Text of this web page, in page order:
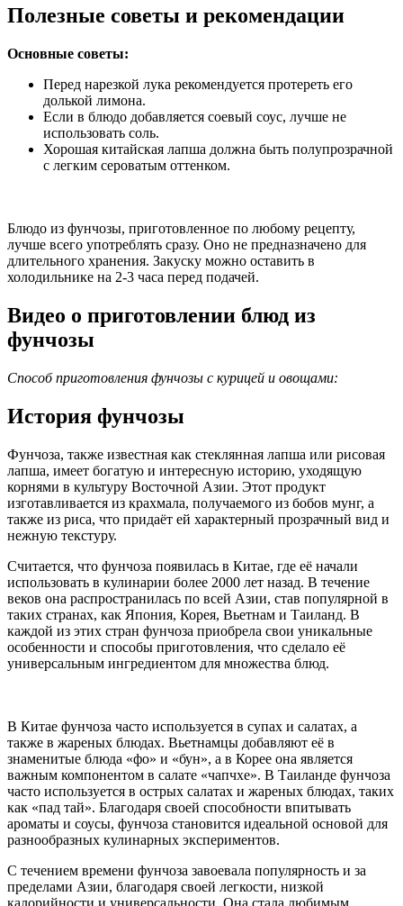
Полезные советы и рекомендации
Основные советы:
Перед нарезкой лука рекомендуется протереть его
долькой лимона.
Если в блюдо добавляется соевый соус, лучше не
использовать соль.
Хорошая китайская лапша должна быть полупрозрачной
с легким сероватым оттенком.
Блюдо из фунчозы, приготовленное по любому рецепту,
лучше всего употреблять сразу. Оно не предназначено для
длительного хранения. Закуску можно оставить в
холодильнике на 2-3 часа перед подачей.
Видео о приготовлении блюд из
фунчозы
Способ приготовления фунчозы с курицей и овощами:
История фунчозы
Фунчоза, также известная как стеклянная лапша или рисовая
лапша, имеет богатую и интересную историю, уходящую
корнями в культуру Восточной Азии. Этот продукт
изготавливается из крахмала, получаемого из бобов мунг, а
также из риса, что придаёт ей характерный прозрачный вид и
нежную текстуру.
Считается, что фунчоза появилась в Китае, где её начали
использовать в кулинарии более 2000 лет назад. В течение
веков она распространилась по всей Азии, став популярной в
таких странах, как Япония, Корея, Вьетнам и Таиланд. В
каждой из этих стран фунчоза приобрела свои уникальные
особенности и способы приготовления, что сделало её
универсальным ингредиентом для множества блюд.
В Китае фунчоза часто используется в супах и салатах, а
также в жареных блюдах. Вьетнамцы добавляют её в
знаменитые блюда «фо» и «бун», а в Корее она является
важным компонентом в салате «чапчхе». В Таиланде фунчоза
часто используется в острых салатах и жареных блюдах, таких
как «пад тай». Благодаря своей способности впитывать
ароматы и соусы, фунчоза становится идеальной основой для
разнообразных кулинарных экспериментов.
С течением времени фунчоза завоевала популярность и за
пределами Азии, благодаря своей легкости, низкой
калорийности и универсальности. Она стала любимым